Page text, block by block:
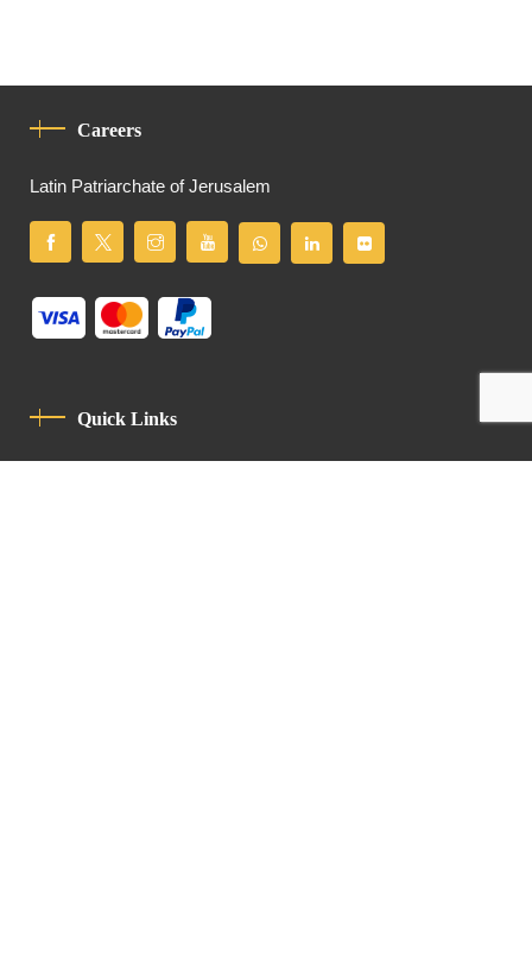
Careers
Latin Patriarchate of Jerusalem
Quick Links